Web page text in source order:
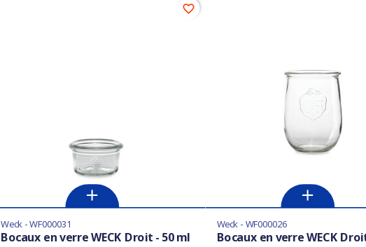
Weck - WF000031
Bocaux en verre WECK Droit - 50 ml
favorite_border
Weck - WF000026
Bocaux en verre WECK